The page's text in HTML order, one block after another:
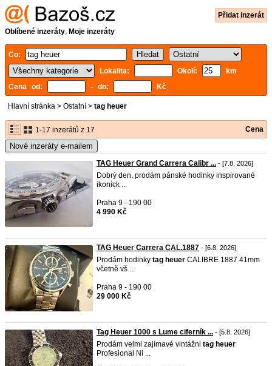
Přidat inzerát
Oblíbené inzeráty, Moje inzeráty
Co:
Lokalita:
Okolí:
km
Cena od:
- do: Kč
Hlavní stránka > Ostatní > tag heuer
1-17 inzerátů z 17 Cena
Nové inzeráty e-mailem
TAG Heuer Grand Carrera Calibr ... - [7.8. 2026]
Dobrý den, prodám pánské hodinky inspirované
ikonick ...
Praha 9 - 190 00
4 990 Kč
TAG Heuer Carrera CAL.1887 - [6.8. 2026]
Prodám hodinky tag heuer CALIBRE 1887 41mm
včetně vš ...
Praha 9 - 190 00
29 000 Kč
Tag Heuer 1000 s Lume ciferník ... - [5.8. 2026]
Prodám velmi zajímavé vintážni tag heuer
Profesional Ni ...